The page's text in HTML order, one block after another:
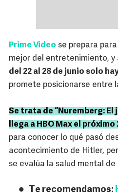
Prime Video se prepara
mejor del entretenimiento, y
del 22 al 28 de junio solo
promete posicionarse entre
Se trata de “Nuremberg: El
llega a HBO Max el próximo
para conocer lo qué pasó
acontecimiento de Hitler,
se evalúa la salud mental de
Te recomendamos: